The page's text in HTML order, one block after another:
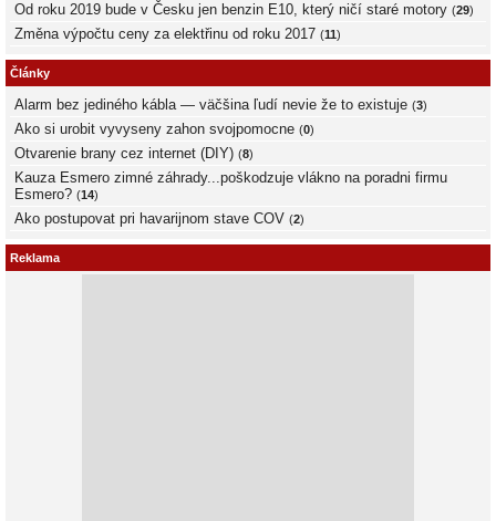
Od roku 2019 bude v Česku jen benzin E10, který ničí staré motory (29)
Změna výpočtu ceny za elektřinu od roku 2017 (11)
Články
Alarm bez jediného kábla — väčšina ľudí nevie že to existuje (3)
Ako si urobit vyvyseny zahon svojpomocne (0)
Otvarenie brany cez internet (DIY) (8)
Kauza Esmero zimné záhrady...poškodzuje vlákno na poradni firmu
Esmero? (14)
Ako postupovat pri havarijnom stave COV (2)
Reklama